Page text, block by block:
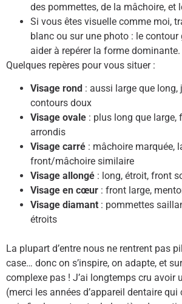
des pommettes, de la mâchoire, et
Si vous êtes visuelle comme moi,
blanc ou sur une photo : le contour
aider à repérer la forme dominante.
Quelques repères pour vous situer :
Visage rond : aussi large que long,
contours doux
Visage ovale : plus long que large,
arrondis
Visage carré : mâchoire marquée,
front/mâchoire similaire
Visage allongé : long, étroit, front
Visage en cœur : front large,
Visage diamant : pommettes
étroits
La plupart d’entre nous ne rentrent pas
case… donc on s’inspire, on adapte, et
complexe pas ! J’ai longtemps cru avoir
(merci les années d’appareil dentaire